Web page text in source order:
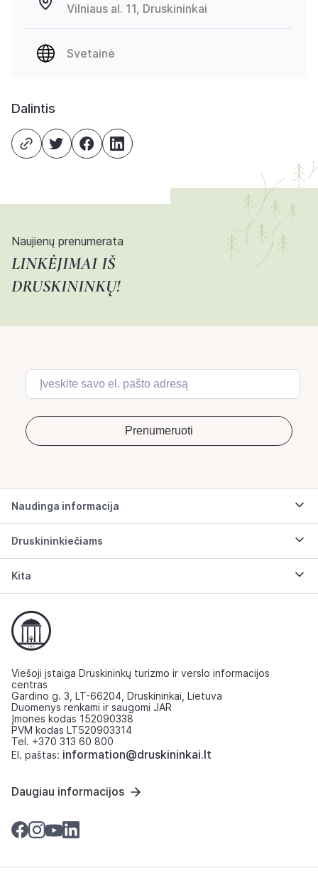
Vilniaus al. 11, Druskininkai
Svetainė
Dalintis
Naujienų prenumerata
LINKĖJIMAI IŠ
DRUSKININKŲ!
Naudinga informacija
Druskininkiečiams
Kita
Viešoji įstaiga Druskininkų turizmo ir verslo informacijos
centras
Gardino g. 3, LT-66204, Druskininkai, Lietuva
Duomenys renkami ir saugomi JAR
Įmonės kodas 152090338
PVM kodas LT520903314
Tel. +370 313 60 800
El. paštas: information@druskininkai.lt
Daugiau informacijos